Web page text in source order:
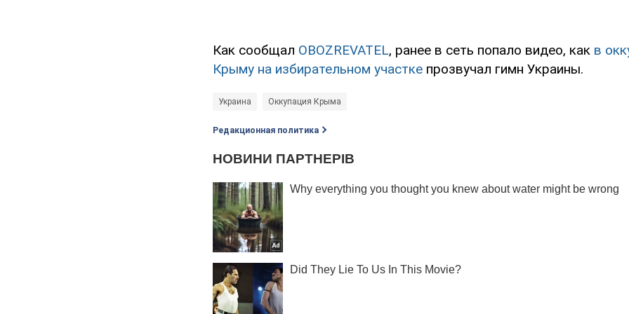
Как сообщал OBOZREVATEL, ранее в сеть попало видео, как в
Крыму на избирательном участке прозвучал гимн Украины.
Украина Оккупация Крыма
Редакционная политика